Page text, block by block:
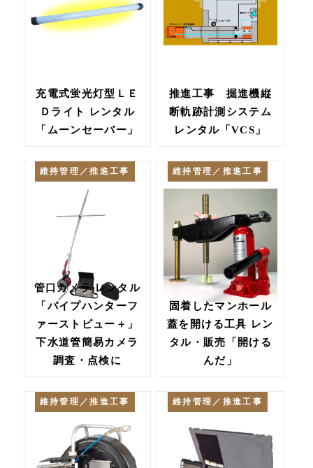
充電式蛍光灯型ＬＥ
Ｄライト レンタル
「ムーンセーバー」
推進工事 掘進機縦
断軌跡計測システム
レンタル「VCS」
維持管理／推進工事
管口カメラ レンタル
「パイプハンターフ
ァーストビュー＋」
下水道管簡易カメラ
調査・点検に
維持管理／推進工事
固着したマンホール
蓋を開ける工具 レン
タル・販売「開ける
んだ」
維持管理／推進工事 維持管理／推進工事